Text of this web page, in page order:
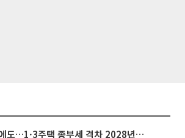
종부세 개편에도…1·3주택 종부세 격차 2028년부터 확대